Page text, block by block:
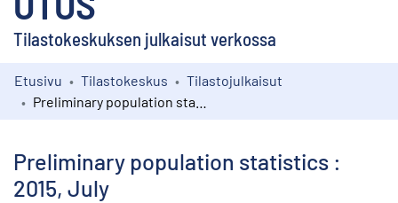
Tilastokeskuksen julkaisut verkossa
Kokoelmat
Etusivu Tilastokeskus
Tilastojulkaisut
Preliminary population statistics :
2015, July